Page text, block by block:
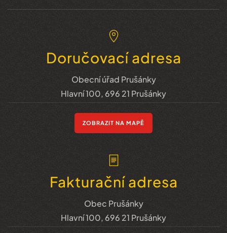
Doručovací adresa
Obecní úřad Prušánky
Hlavní 100, 696 21 Prušánky
ZOBRAZIT NA MAPĚ
Fakturační adresa
Obec Prušánky
Hlavní 100, 696 21 Prušánky